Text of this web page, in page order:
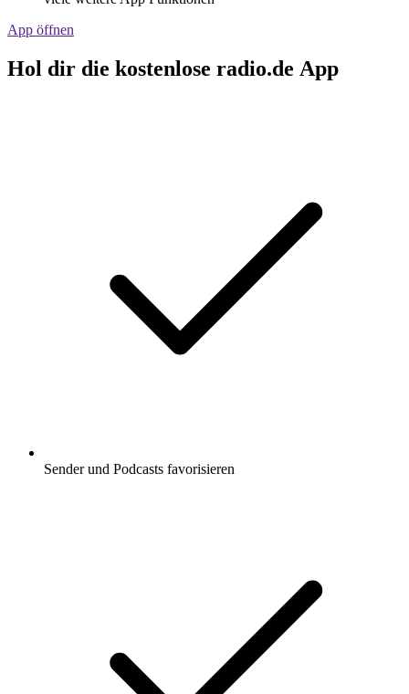
App öffnen
Hol dir die kostenlose radio.de App
Sender und Podcasts favorisieren